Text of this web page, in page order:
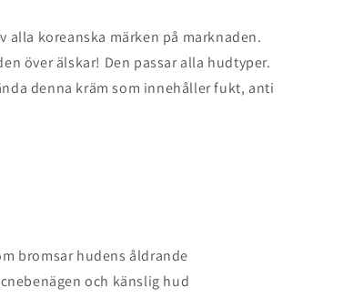
alla koreanska märken på marknaden.
över älskar! Den passar alla hudtyper.
denna kräm som innehåller fukt, anti
bromsar hudens åldrande
och känslig hud